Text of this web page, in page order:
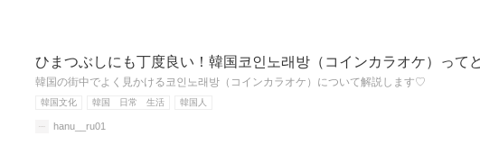
ひまつぶしにも丁度良い！韓国코인노래방（コインカラオケ）って
韓国の街中でよく見かける코인노래방（コインカラオケ）について解説します♡
韓国文化 韓国 日常 生活 韓国人
hanu__ru01